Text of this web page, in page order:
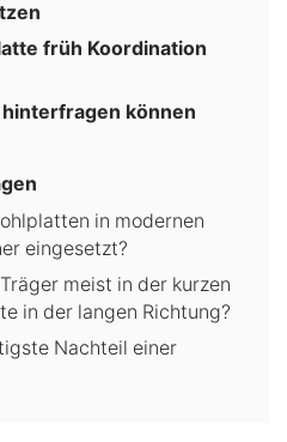
früh Koordination
hinterfragen können
in modernen
eingesetzt?
meist in der kurzen
in der langen Richtung?
Nachteil einer